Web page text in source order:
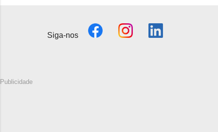
Siga-nos
Publicidade